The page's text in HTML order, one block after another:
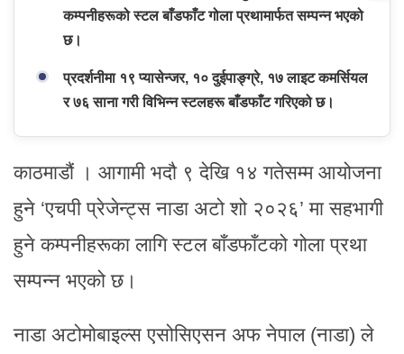
कम्पनीहरूको स्टल बाँडफाँट गोला प्रथामार्फत सम्पन्न भएको
छ।
प्रदर्शनीमा १९ प्यासेन्जर, १० दुईपाङ्ग्रे, १७ लाइट कमर्सियल
र ७६ साना गरी विभिन्न स्टलहरू बाँडफाँट गरिएको छ।
काठमाडौं । आगामी भदौ ९ देखि १४ गतेसम्म आयोजना
हुने ‘एचपी प्रेजेन्ट्स नाडा अटो शो २०२६’ मा सहभागी
हुने कम्पनीहरूका लागि स्टल बाँडफाँटको गोला प्रथा
सम्पन्न भएको छ।
नाडा अटोमोबाइल्स एसोसिएसन अफ नेपाल (नाडा) ले